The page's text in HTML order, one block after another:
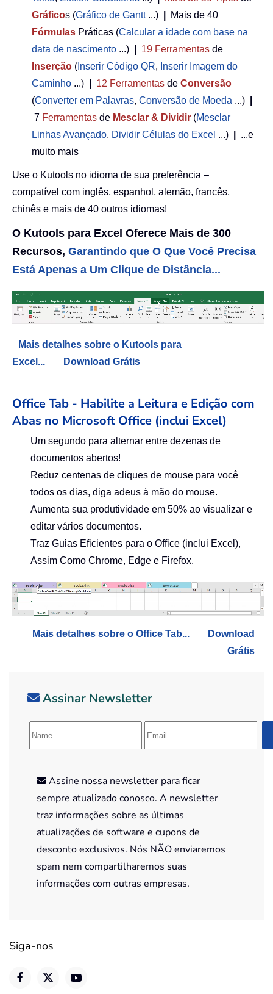
Gráficos (Gráfico de Gantt...)
Mais de 40
Fórmulas Práticas (Calcular a idade com base na
data de nascimento ...) 19 Ferramentas de
Inserção ( Inserir Código QR, Inserir Imagem do
Caminho ...) 12 Ferramentas de Conversão
(Converter em Palavras, Conversão de Moeda ...)
7 Ferramentas de Mesclar & Dividir (Mesclar
Linhas Avançado, Dividir Células do Excel ...)
...e
muito mais
Use o Kutools no idioma de sua preferência –
compatível com inglês, espanhol, alemão, francês,
chinês e mais de 40 outros idiomas!
O Kutools para Excel Oferece Mais de 300
Recursos, Garantindo que O Que Você Precisa
Está Apenas a Um Clique de Distância...
Mais detalhes sobre o Kutools para
Excel...
Download Grátis
Office Tab - Habilite a Leitura e Edição com
Abas no Microsoft Office (inclui Excel)
Um segundo para alternar entre dezenas de
documentos abertos!
Reduz centenas de cliques de mouse para você
todos os dias, diga adeus à mão do mouse.
Aumenta sua produtividade em 50% ao visualizar e
editar vários documentos.
Traz Guias Eficientes para o Office (inclui Excel),
Assim Como Chrome, Edge e Firefox.
Mais detalhes sobre o Office Tab...
Download
Grátis
Assinar Newsletter
Assine nossa newsletter para ficar
sempre atualizado conosco. A newsletter
traz informações sobre as últimas
atualizações de software e cupons de
desconto exclusivos. Nós NÃO enviaremos
spam nem compartilharemos suas
informações com outras empresas.
Siga-nos